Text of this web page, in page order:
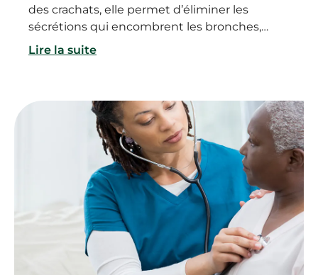
des crachats, elle permet d’éliminer les
sécrétions qui encombrent les bronches,
pour une meilleure respiration. Aiguë ou
grasse ? Comment évacuer les glaires des
bronches ? Et quand s’inquiéter en cas de
toux grasse ?
Lire la suite